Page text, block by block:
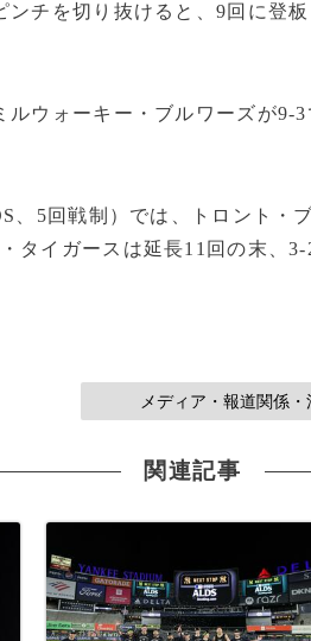
ンチを切り抜けると、9回に登
ルウォーキー・ブルワーズが9-
、5回戦制）では、トロント・
タイガースは延長11回の末、
メディア・報道関係
関連記事